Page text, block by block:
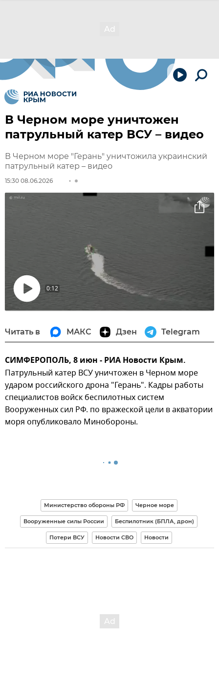
В Черном море уничтожен
патрульный катер ВСУ – видео
В Черном море "Герань" уничтожила украинский
патрульный катер – видео
15:30 08.06.2026
Воспроизвести
0:12
Читать в МАКС Дзен Telegram
СИМФЕРОПОЛЬ, 8 июн - РИА Новости Крым.
Патрульный катер ВСУ уничтожен в Черном море
ударом российского дрона "Герань". Кадры работы
специалистов войск беспилотных систем
Вооруженных сил РФ. по вражеской цели в акватории
моря опубликовало Минобороны.
Министерство обороны РФ Черное море
Вооруженные силы России Беспилотник (БПЛА, дрон)
Потери ВСУ Новости СВО Новости